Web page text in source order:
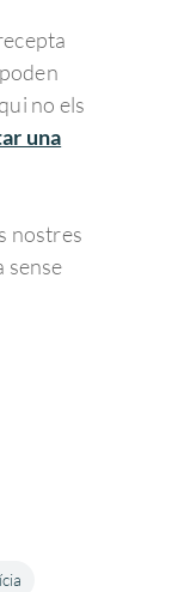
no els
una
nostres
sense